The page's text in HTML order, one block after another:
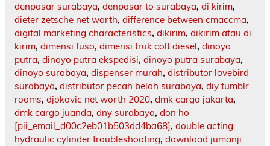
denpasar surabaya, denpasar to surabaya, di kirim,
dieter zetsche net worth, difference between cmaccma,
digital marketing characteristics, dikirim, dikirim atau di
kirim, dimensi fuso, dimensi truk colt diesel, dinoyo
putra, dinoyo putra ekspedisi, dinoyo putra surabaya,
dinoyo surabaya, dispenser murah, distributor lovebird
surabaya, distributor pecah belah surabaya, diy tumblr
rooms, djokovic net worth 2020, dmk cargo jakarta,
dmk cargo juanda, dny surabaya, don ho
[pii_email_d00c2eb01b503dd4ba68], double acting
hydraulic cylinder troubleshooting, download jumanji